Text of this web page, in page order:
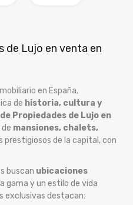
de Lujo en venta en
en España,
de historia, cultura y
Propiedades de Lujo en
mansiones, chalets,
prestigiosos de la capital, con
buscan ubicaciones
gama y un estilo de vida
exclusivas destacan: